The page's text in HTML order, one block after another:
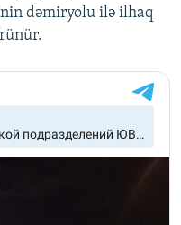
dəmiryolu ilə ilhaq